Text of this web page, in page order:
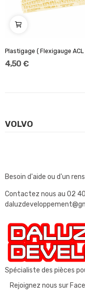
VOLVO
Plastigage ( Flexigauge ACL
4,50 €
Besoin d'aide ou d'un
Contactez nous au 02
Spécialiste des pièces
Rejoignez nous sur